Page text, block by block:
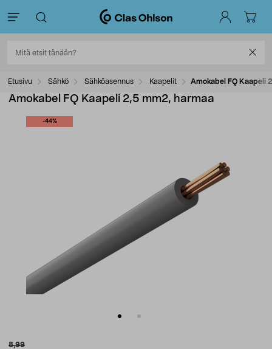
Etusivu Sähkö Sähköasennus Kaapelit Amokabel FQ Kaapeli
Amokabel FQ Kaapeli 2,5 mm2, harmaa
-44%
8,99